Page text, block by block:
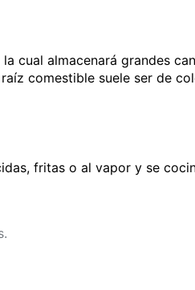
cual almacenará grandes
comestible suele ser de
fritas o al vapor y se